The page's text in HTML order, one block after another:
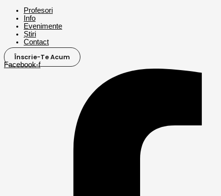
Profesori
Info
Evenimente
Știri
Contact
Înscrie-Te Acum
Facebook-f